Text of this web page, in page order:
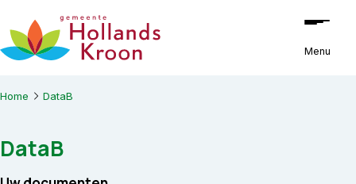
Ga naar de inhoud
Menu
Home DataB
DataB